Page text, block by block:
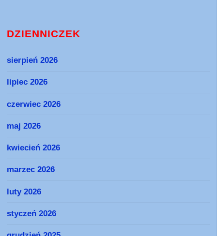
DZIENNICZEK
sierpień 2026
lipiec 2026
czerwiec 2026
maj 2026
kwiecień 2026
marzec 2026
luty 2026
styczeń 2026